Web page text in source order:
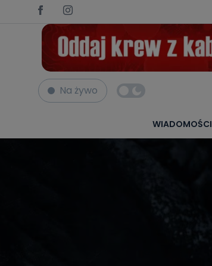
Na żywo
WIADOMOŚCI
Strona główna